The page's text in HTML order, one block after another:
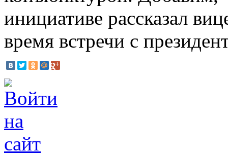
инициативе рассказал
время встречи с